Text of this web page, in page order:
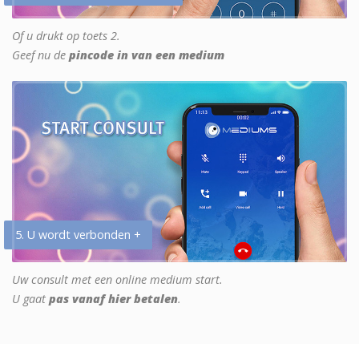
Of u drukt op toets 2.
Geef nu de pincode in van een medium
5. U wordt verbonden +
Uw consult met een online medium start.
U gaat pas vanaf hier betalen.